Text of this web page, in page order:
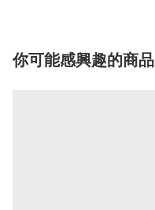
你可能感興趣的商品